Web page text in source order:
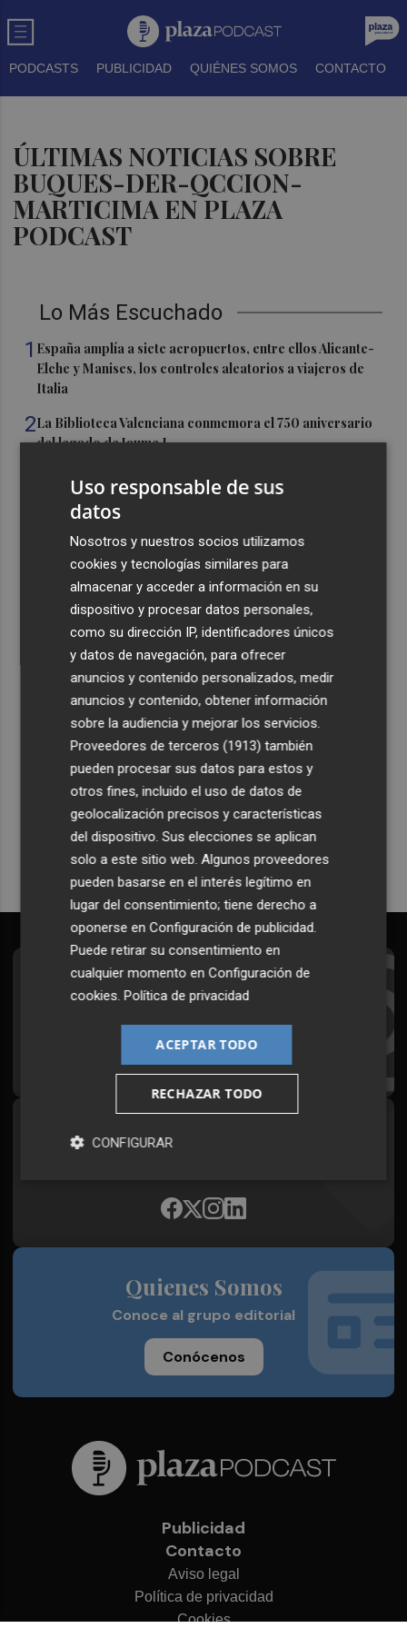
PODCASTS PUBLICIDAD QUIÉNES SOMOS CONTACTO
ÚLTIMAS NOTICIAS SOBRE
BUQUES-DER-QCCION-
MARTICIMA EN PLAZA
PODCAST
Lo Más Escuchado
1 España amplía a siete aeropuertos, entre ellos Alicante-
Elche y Manises, los controles aleatorios a viajeros de
Italia
2La Biblioteca Valenciana conmemora el 750 aniversario
del legado de Jaume I
Una gran cadena humana de cariño y reivindicación se
vuelve a abrazar en las playas por el Mar Menor
Levantan el confinamiento del municipio castellonense
de Sierra Engarcerán por el incendio
Juan Tallón, Marta Jiménez Serrano o Juan Evaristo Valls
Boix, protagonistas de la programación de agosto de
Entre Libros en Benicàssim
Recibe toda la actualidad de
Plaza Podcast en tu correo
Quiero suscribirme
Suscríbete al Boletín
Síguenos en redes
Quienes Somos
Conoce al grupo editorial
Conócenos
Publicidad
Contacto
Aviso legal
Política de privacidad
Cookies
Uso responsable de sus
datos
Nosotros y nuestros socios utilizamos
cookies y tecnologías similares para
almacenar y acceder a información en su
dispositivo y procesar datos personales,
como su dirección IP, identificadores únicos
y datos de navegación, para ofrecer
anuncios y contenido personalizados, medir
anuncios y contenido, obtener información
sobre la audiencia y mejorar los servicios.
Proveedores de terceros (1913) también
pueden procesar sus datos para estos y
otros fines, incluido el uso de datos de
geolocalización precisos y características
del dispositivo. Sus elecciones se aplican
solo a este sitio web. Algunos proveedores
pueden basarse en el interés legítimo en
lugar del consentimiento; tiene derecho a
oponerse enConfiguración de publicidad
Puede retirar su consentimiento en
cualquier momento enConfiguración de
cookies .Política de privacidad
ACEPTAR TODO
RECHAZAR TODO
CONFIGURAR